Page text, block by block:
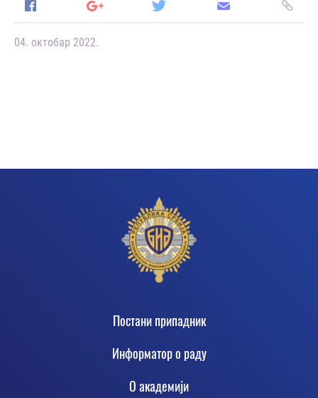
04. октобар 2022.
Постани припадник
Информатор о раду
О академији